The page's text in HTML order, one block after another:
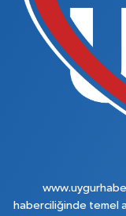
haberciliğinde temel